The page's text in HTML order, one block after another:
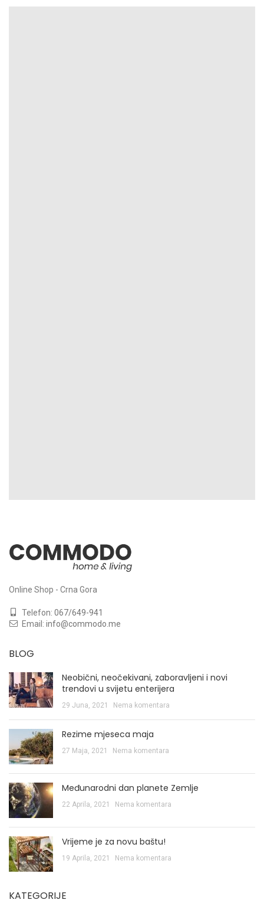
Online Shop - Crna Gora
Telefon: 067/649-941
Email: info@commodo.me
BLOG
Neobični, neočekivani, zaboravljeni i novi
trendovi u svijetu enterijera
29 Juna, 2021 Nema komentara
Rezime mjeseca maja
27 Maja, 2021 Nema komentara
Međunarodni dan planete Zemlje
22 Aprila, 2021 Nema komentara
Vrijeme je za novu baštu!
19 Aprila, 2021 Nema komentara
KATEGORIJE